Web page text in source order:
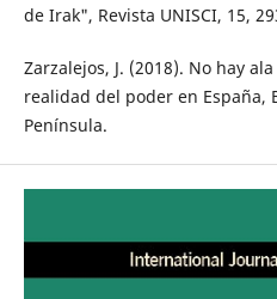
de Irak", Revista UNISCI, 15,
Zarzalejos, J. (2018). No hay
realidad del poder en España,
Península.